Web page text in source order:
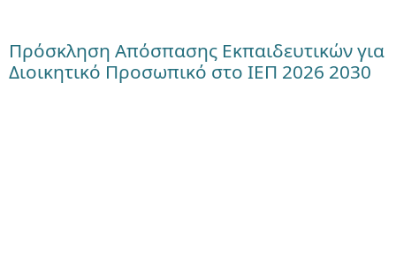
Πρόσκληση Απόσπασης Εκπαιδευτικών για
Διοικητικό Προσωπικό στο ΙΕΠ 2026 2030